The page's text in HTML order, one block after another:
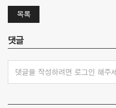
목록
댓글
댓글을 작성하려면 로그인 해주